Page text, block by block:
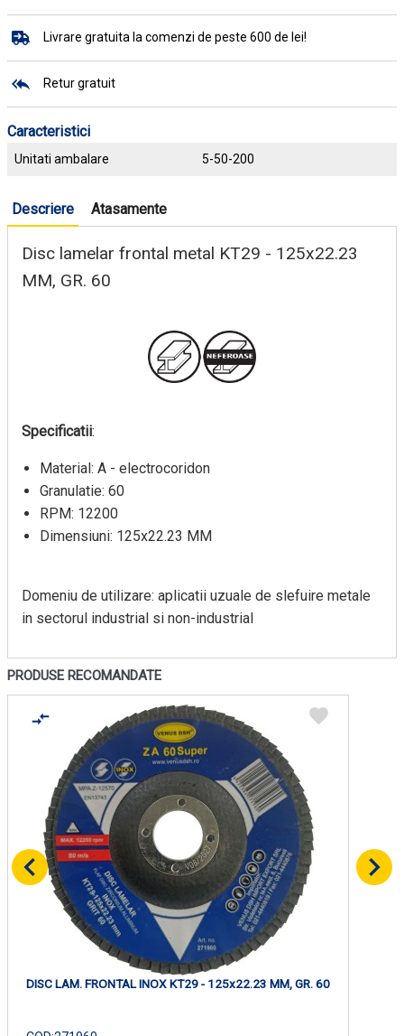
Livrare gratuita la comenzi de peste 600 de lei!
Retur gratuit
Caracteristici
Unitati ambalare 5-50-200
Descriere Atasamente
Disc lamelar frontal metal KT29 - 125x22.23
MM, GR. 60
Specificatii:
Material: A - electrocoridon
Granulatie: 60
RPM: 12200
Dimensiuni: 125x22.23 MM
Domeniu de utilizare: aplicatii uzuale de slefuire metale
in sectorul industrial si non-industrial
PRODUSE RECOMANDATE
DISC LAM. FRONTAL INOX KT29 - 125x22.23 MM, GR. 60